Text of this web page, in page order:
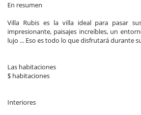
En resumen
Villa Rubis es la villa ideal para pasar
impresionante, paisajes increíbles, un
lujo ... Eso es todo lo que disfrutará durante
Las habitaciones
$ habitaciones
Interiores